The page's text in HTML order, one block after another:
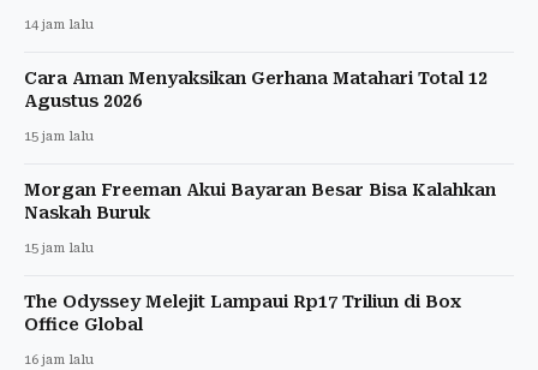
14 jam lalu
Cara Aman Menyaksikan Gerhana Matahari Total 12
Agustus 2026
15 jam lalu
Morgan Freeman Akui Bayaran Besar Bisa Kalahkan
Naskah Buruk
15 jam lalu
The Odyssey Melejit Lampaui Rp17 Triliun di Box
Office Global
16 jam lalu